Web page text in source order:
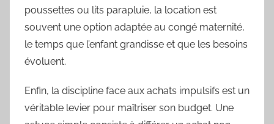
poussettes ou lits parapluie, la location est
souvent une option adaptée au congé maternité,
le temps que l’enfant grandisse et que les besoins
évoluent.
Enfin, la discipline face aux achats impulsifs est un
véritable levier pour maîtriser son budget. Une